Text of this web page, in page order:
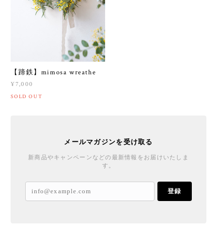
【蹄鉄】mimosa wreathe
¥7,000
SOLD OUT
メールマガジンを受け取る
新商品やキャンペーンなどの最新情報をお届けいたしま
す。
登録